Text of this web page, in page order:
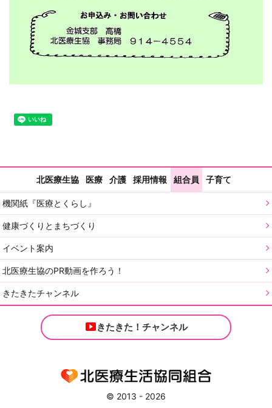
北医療生協 医療 介護 採用情報 組合員 子育て
機関紙『医療とくらし』
健康づくりとまちづくり
イベント案内
北医療生協のPR動画を作ろう！
きたきたチャンネル
きたきた！チャンネル
© 2013 - 2026